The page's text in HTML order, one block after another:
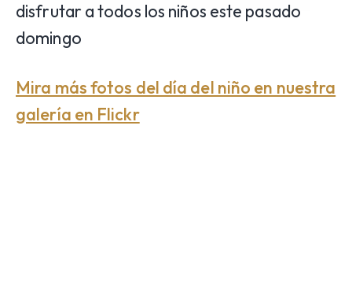
disfrutar a todos los niños este pasado
domingo
Mira más fotos del día del niño en nuestra
galería en Flickr